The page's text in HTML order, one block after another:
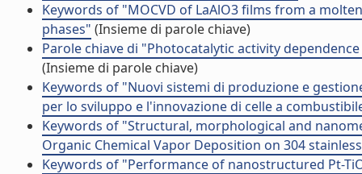
Keywords of "MOCVD of LaAlO3 films from a
phases" (Insieme di parole chiave)
Parole chiave di "Photocatalytic activity
(Insieme di parole chiave)
Keywords of "Nuovi sistemi di produzione e
per lo sviluppo e l'innovazione di celle a
Keywords of "Structural, morphological and
Organic Chemical Vapor Deposition on 304
Keywords of "Performance of nanostructured Pt-